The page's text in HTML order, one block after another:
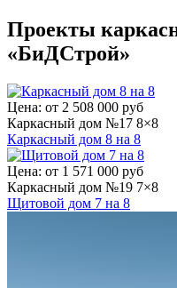
Проекты
«БиДСтрой»
Цена: от 2 508 000 руб
Каркасный дом №17 8×8
Каркасный дом 8 на 8
Цена: от 1 571 000 руб
Каркасный дом №19 7×8
Щитовой дом 7 на 8